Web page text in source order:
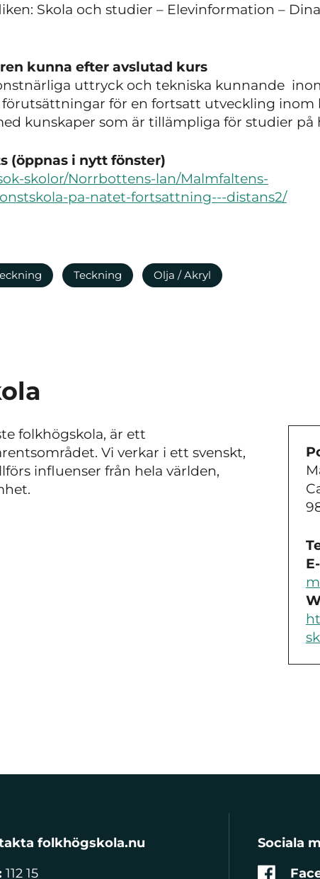
Skola och studier – Elevinformation –
kunna efter avslutad kurs
uttryck och tekniska kunnande
för en fortsatt utveckling inom
kunskaper som är tillämpliga för studier på
(öppnas i nytt fönster)
skolor/Norrbottens-lan/Malmfaltens-
pa-natet-fortsattning---distans2/
Teckning Olja / Akryl
folkhögskola, är ett
Vi verkar i ett svenskt,
influenser från hela världen,
folkhögskola.nu
112 15
Sociala